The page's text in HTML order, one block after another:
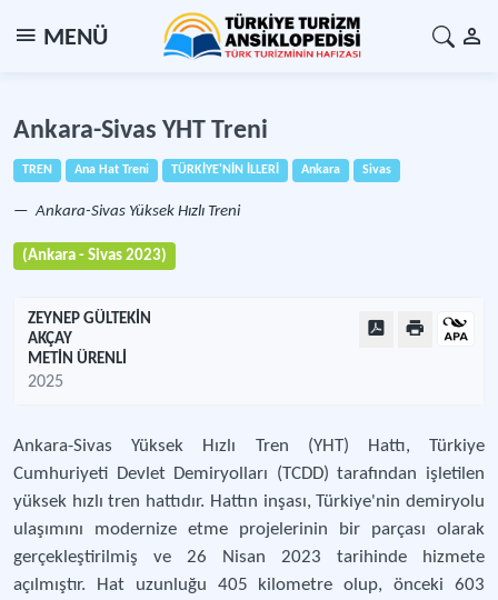
MENÜ
Ankara-Sivas YHT Treni
TREN Ana Hat Treni TÜRKİYE'NİN İLLERİ Ankara Sivas
Ankara-Sivas Yüksek Hızlı Treni
(Ankara - Sivas 2023)
ZEYNEP GÜLTEKİN
AKÇAY
METİN ÜRENLİ
2025
Ankara-Sivas Yüksek Hızlı Tren (YHT) Hattı, Türkiye
Cumhuriyeti Devlet Demiryolları (TCDD) tarafından işletilen
yüksek hızlı tren hattıdır. Hattın inşası, Türkiye'nin demiryolu
ulaşımını modernize etme projelerinin bir parçası olarak
gerçekleştirilmiş ve 26 Nisan 2023 tarihinde hizmete
açılmıştır. Hat uzunluğu 405 kilometre olup, önceki 603